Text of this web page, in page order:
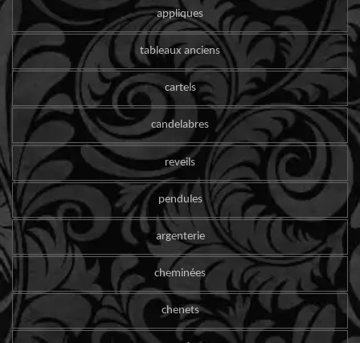
appliques
tableaux anciens
cartels
candelabres
reveils
pendules
argenterie
cheminées
chenets